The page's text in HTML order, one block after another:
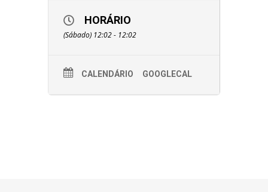
HORÁRIO
(Sábado) 12:02 - 12:02
CALENDÁRIO GOOGLECAL